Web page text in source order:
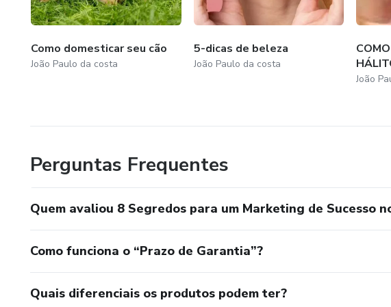
Como domesticar seu cão
João Paulo da costa
5-dicas de beleza
João Paulo da costa
João
Perguntas Frequentes
Quem avaliou 8 Segredos para um Marketing de Sucesso
Como funciona o “Prazo de Garantia”?
Quais diferenciais os produtos podem ter?